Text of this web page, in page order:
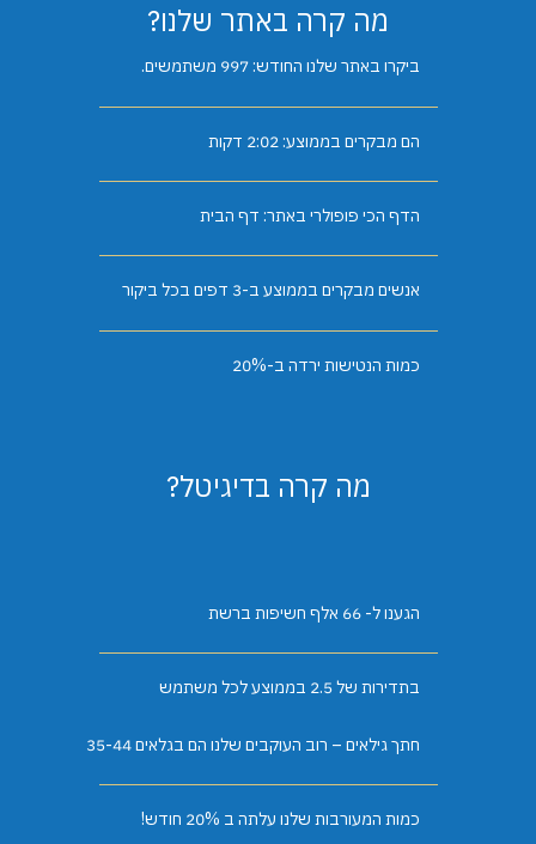
מה קרה באתר שלנו?
ביקרו באתר שלנו החודש: 997 משתמשים.
הם מבקרים בממוצע: 2:02 דקות
הדף הכי פופולרי באתר: דף הבית
אנשים מבקרים בממוצע ב-3 דפים בכל ביקור
כמות הנטישות ירדה ב-20%
מה קרה בדיגיטל?
הגענו ל- 66 אלף חשיפות ברשת
בתדירות של 2.5 בממוצע לכל משתמש
חתך גילאים – רוב העוקבים שלנו הם בגלאים 35-44
כמות המעורבות שלנו עלתה ב 20% חודש!